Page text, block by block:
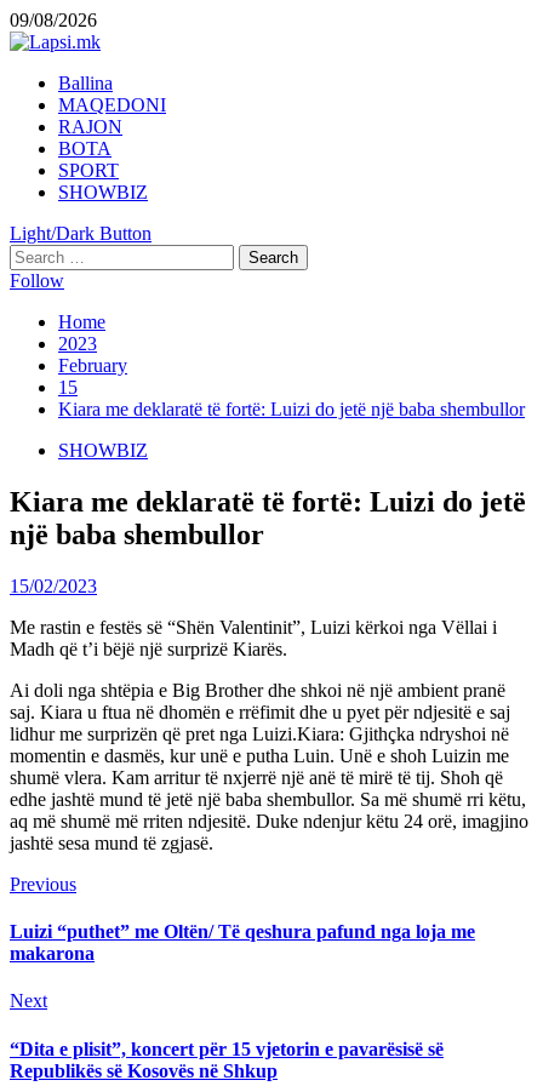
Skip
to
09/08/2026
Primary
Menu
Ballina
MAQEDONI
RAJON
BOTA
SPORT
SHOWBIZ
Light/Dark Button
Search
for:
Follow
Home
2023
February
15
Kiara me deklaratë të fortë: Luizi do jetë një baba shembullor
SHOWBIZ
Kiara me deklaratë të fortë: Luizi do jetë
një baba shembullor
15/02/2023
Me rastin e festës së “Shën Valentinit”, Luizi kërkoi nga Vëllai i
Madh që t’i bëjë një surprizë Kiarës.
Ai doli nga shtëpia e Big Brother dhe shkoi në një ambient pranë
saj. Kiara u ftua në dhomën e rrëfimit dhe u pyet për ndjesitë e saj
lidhur me surprizën që pret nga Luizi.Kiara: Gjithçka ndryshoi në
momentin e dasmës, kur unë e putha Luin. Unë e shoh Luizin me
shumë vlera. Kam arritur të nxjerrë një anë të mirë të tij. Shoh që
edhe jashtë mund të jetë një baba shembullor. Sa më shumë rri këtu,
aq më shumë më rriten ndjesitë. Duke ndenjur këtu 24 orë, imagjino
jashtë sesa mund të zgjasë.
Continue
Reading
PreviousPrevious
Luizi “puthet” me Oltën/ Të qeshura pafund nga loja me
makarona
NextNext
“Dita e plisit”, koncert për 15 vjetorin e pavarësisë së
Republikës së Kosovës në Shkup